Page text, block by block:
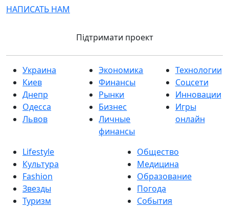
НАПИСАТЬ НАМ
Підтримати проект
Украина
Киев
Днепр
Одесса
Львов
Экономика
Финансы
Рынки
Бизнес
Личные
финансы
Технологии
Соцсети
Инновации
Игры
онлайн
Lifestyle
Культура
Fashion
Звезды
Туризм
Общество
Медицина
Образование
Погода
События